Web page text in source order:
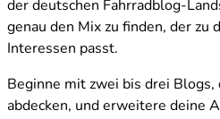
der deutschen Fahrradblog-
genau den Mix zu finden, der zu
Interessen passt.
Beginne mit zwei bis drei
abdecken, und erweitere deine